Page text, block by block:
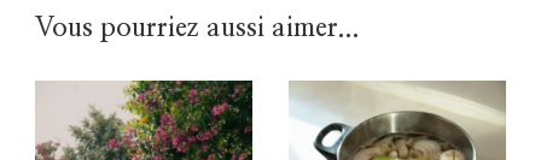
Vous pourriez aussi aimer...